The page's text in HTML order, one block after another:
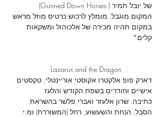
של יובל תמיר ( Gunned Down Horses)
המקום מוגבל, מומלץ לרכוש כרטיס מוזל מראש
במקום תהיה מכירה של אלכוהול ומשקאות
קלים*
                    Lazarus and the Dragon
דארק פופ אלקטרו אקוסטי אוריינטלי, טקסטים
אישיים וחודרים בשפת הקודש והלעז
כתיבה: שרון אלעזר ואברי פלשר בהשראת
הסבל, הנחת והשעשוע, רחל (המשוררת) ומ.י.